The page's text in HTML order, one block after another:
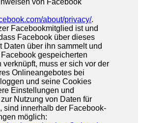
von Facebook
about/privacy/.
Facebookmitglied ist und
Facebook über dieses
Daten über ihn sammelt und
gespeicherten
verknüpft, muss er sich vor der
Onlineangebotes bei
und seine Cookies
Einstellungen und
Nutzung von Daten für
sind innerhalb der Facebook-
möglich: